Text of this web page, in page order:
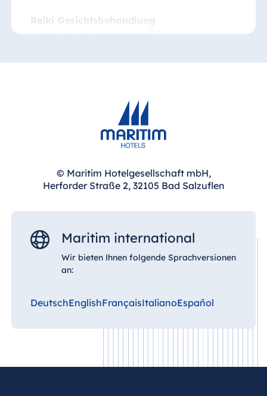
Reiki Gesichtsbehandlung
Genießen Sie eine klassische
Reiki Körperbehandlung mit Edelsteinen
Eine Körperbehandlung mit tausendfach
polierten, warmen Jaspis überträgt mit
sanften Schwingungen Ruhe, Kraft und
55 Minuten | 130 €
30 Minuten | 100 €
© Maritim Hotelgesellschaft mbH,
Herforder Straße 2, 32105 Bad Salzuflen
Maritim international
Wir bieten Ihnen folgende Sprachversionen
an:
DeutschEnglishFrançaisItalianoEspañol